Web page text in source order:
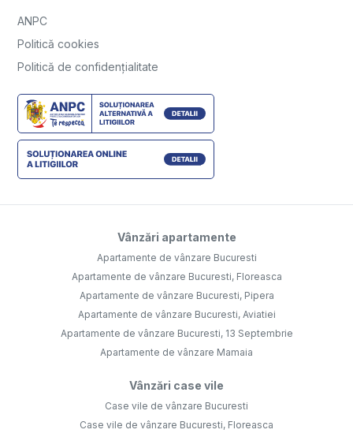
ANPC
Politică cookies
Politică de confidențialitate
Vânzări apartamente
Apartamente de vânzare Bucuresti
Apartamente de vânzare Bucuresti, Floreasca
Apartamente de vânzare Bucuresti, Pipera
Apartamente de vânzare Bucuresti, Aviatiei
Apartamente de vânzare Bucuresti, 13 Septembrie
Apartamente de vânzare Mamaia
Vânzări case vile
Case vile de vânzare Bucuresti
Case vile de vânzare Bucuresti, Floreasca